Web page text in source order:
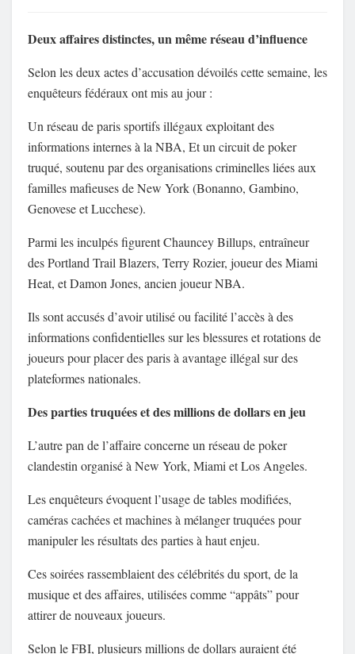
Deux affaires distinctes, un même réseau d’influence
Selon les deux actes d’accusation dévoilés cette semaine, les
enquêteurs fédéraux ont mis au jour :
Un réseau de paris sportifs illégaux exploitant des
informations internes à la NBA, Et un circuit de poker
truqué, soutenu par des organisations criminelles liées aux
familles mafieuses de New York (Bonanno, Gambino,
Genovese et Lucchese).
Parmi les inculpés figurent Chauncey Billups, entraîneur
des Portland Trail Blazers, Terry Rozier, joueur des Miami
Heat, et Damon Jones, ancien joueur NBA.
Ils sont accusés d’avoir utilisé ou facilité l’accès à des
informations confidentielles sur les blessures et rotations de
joueurs pour placer des paris à avantage illégal sur des
plateformes nationales.
Des parties truquées et des millions de dollars en jeu
L’autre pan de l’affaire concerne un réseau de poker
clandestin organisé à New York, Miami et Los Angeles.
Les enquêteurs évoquent l’usage de tables modifiées,
caméras cachées et machines à mélanger truquées pour
manipuler les résultats des parties à haut enjeu.
Ces soirées rassemblaient des célébrités du sport, de la
musique et des affaires, utilisées comme “appâts” pour
attirer de nouveaux joueurs.
Selon le FBI, plusieurs millions de dollars auraient été